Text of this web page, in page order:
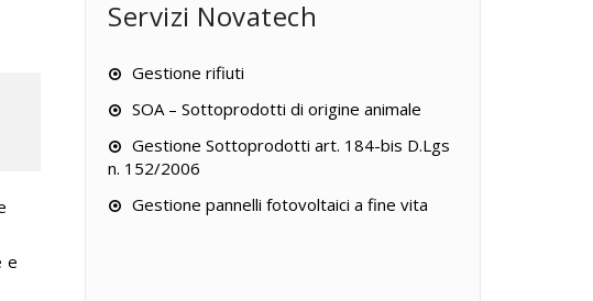
e
Servizi Novatech
Gestione rifiuti
SOA – Sottoprodotti di origine animale
Gestione Sottoprodotti art. 184-bis D.Lgs
n. 152/2006
Gestione pannelli fotovoltaici a fine vita